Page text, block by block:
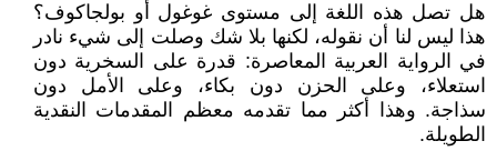
هل تصل هذه اللغة إلى مستوى غوغول أو بولجاكوف؟
هذا ليس لنا أن نقوله، لكنها بلا شك وصلت إلى شيء نادر
في الرواية العربية المعاصرة: قدرة على السخرية دون
استعلاء، وعلى الحزن دون بكاء، وعلى الأمل دون
سذاجة. وهذا أكثر مما تقدمه معظم المقدمات النقدية
الطويلة.